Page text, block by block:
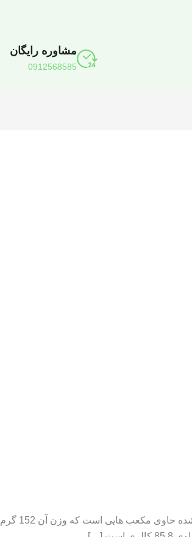
مشاوره رایگان
0912568585
تعداد کالری موجود در هندوانه هندوانه دارای کالری کم است ،[١] در جایی که یک فنجان هندوانه خرد شده حاوی مکعب هایی است که وزن آن 152 گرم